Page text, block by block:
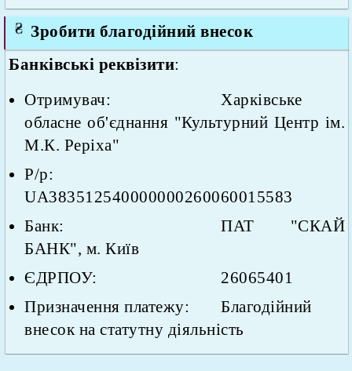
Зробити благодійний внесок
Банківські реквізити:
Отримувач:
Харківське
обласне об'єднання "Культурний Центр ім.
М.К. Реріха"
Р/р:
UA383512540000000260060015583
Банк:
ПАТ "СКАЙ
БАНК", м. Київ
ЄДРПОУ:
26065401
Призначення платежу:
Благодійний
внесок на статутну діяльність